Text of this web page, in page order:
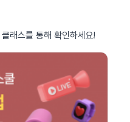
래스를 통해 확인하세요!